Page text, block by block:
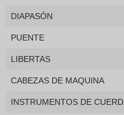
DIAPASÓN
PUENTE
LIBERTAS
CABEZAS DE MAQUINA
INSTRUMENTOS DE